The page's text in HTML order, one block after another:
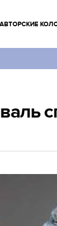
АВТОРСКИЕ